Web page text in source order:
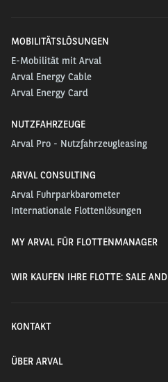
MOBILITÄTSLÖSUNGEN
E-Mobilität mit Arval
Arval Energy Cable
Arval Energy Card
NUTZFAHRZEUGE
Arval Pro - Nutzfahrzeugleasing
ARVAL CONSULTING
Arval Fuhrparkbarometer
Internationale Flottenlösungen
MY ARVAL FÜR FLOTTENMANAGER
WIR KAUFEN IHRE FLOTTE: SALE
KONTAKT
ÜBER ARVAL